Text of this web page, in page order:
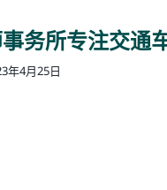
务所专注交通
年4月25日